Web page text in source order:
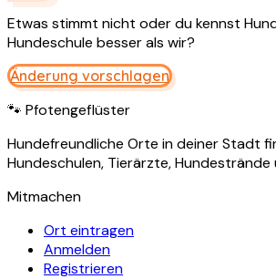
Etwas stimmt nicht oder du kennst
Hundeschule besser als wir?
Änderung vorschlagen
🐾 Pfotengeflüster
Hundefreundliche Orte in deiner Stadt
Hundeschulen, Tierärzte, Hundestrände
Mitmachen
Ort eintragen
Anmelden
Registrieren